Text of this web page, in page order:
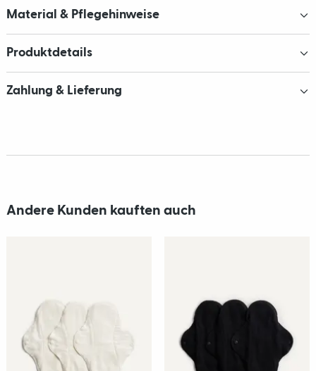
Material & Pflegehinweise
Produktdetails
Zahlung & Lieferung
Andere Kunden kauften auch